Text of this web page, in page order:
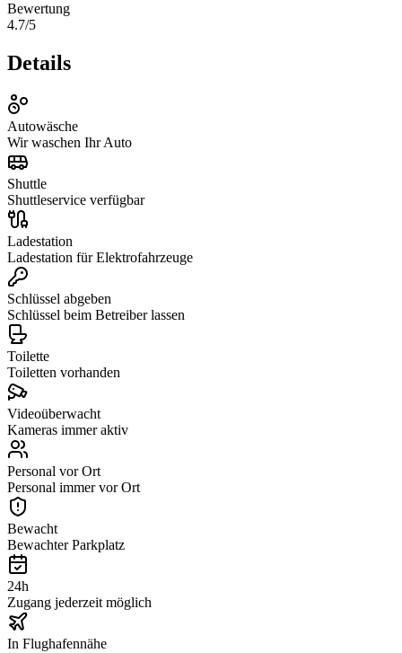
Bewertung
4.7/5
Details
Autowäsche
Wir waschen Ihr Auto
Shuttle
Shuttleservice verfügbar
Ladestation
Ladestation für Elektrofahrzeuge
Schlüssel abgeben
Schlüssel beim Betreiber lassen
Toilette
Toiletten vorhanden
Videoüberwacht
Kameras immer aktiv
Personal vor Ort
Personal immer vor Ort
Bewacht
Bewachter Parkplatz
24h
Zugang jederzeit möglich
In Flughafennähe